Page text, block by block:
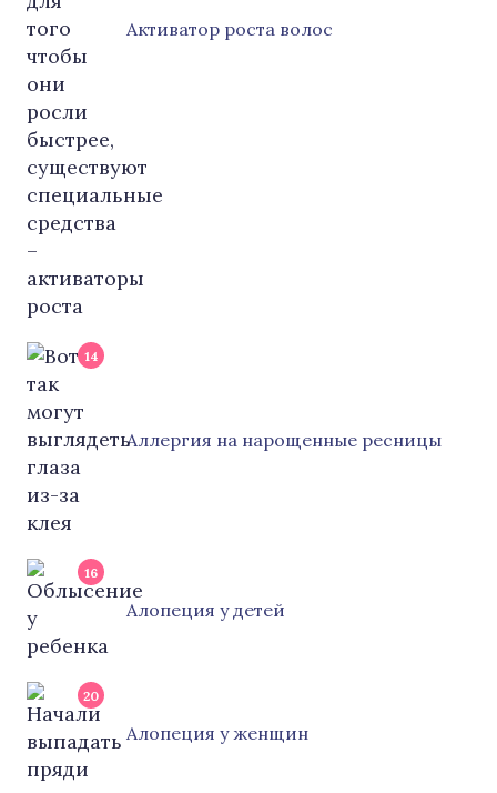
Активатор роста волос
14
Аллергия на нарощенные ресницы
16
Алопеция у детей
20
Алопеция у женщин